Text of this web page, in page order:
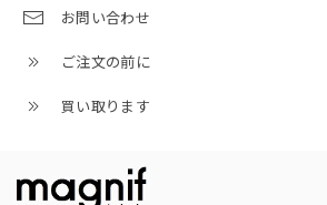
お問い合わせ
ご注文の前に
買い取ります